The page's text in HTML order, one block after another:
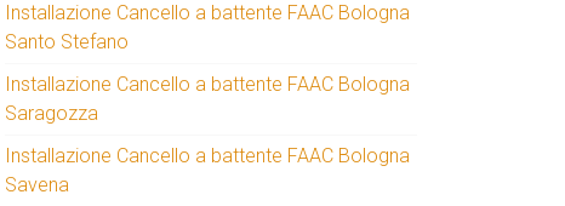
Installazione Cancello a battente FAAC Bologna
Santo Stefano
Installazione Cancello a battente FAAC Bologna
Saragozza
Installazione Cancello a battente FAAC Bologna
Savena